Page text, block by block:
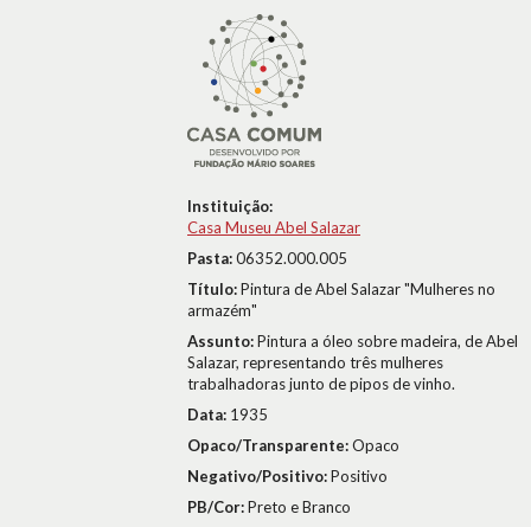
Instituição:
Casa Museu Abel Salazar
Pasta:06352.000.005
Título:Pintura de Abel Salazar "Mulheres no
armazém"
Assunto:Pintura a óleo sobre madeira, de Abel
Salazar, representando três mulheres
trabalhadoras junto de pipos de vinho.
Data: 1935
Opaco/Transparente:Opaco
Negativo/Positivo:Positivo
PB/Cor:Preto e Branco